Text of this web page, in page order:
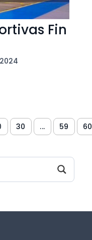
Fin
30 ... 59
60